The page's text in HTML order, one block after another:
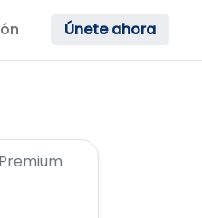
Únete ahora
Premium